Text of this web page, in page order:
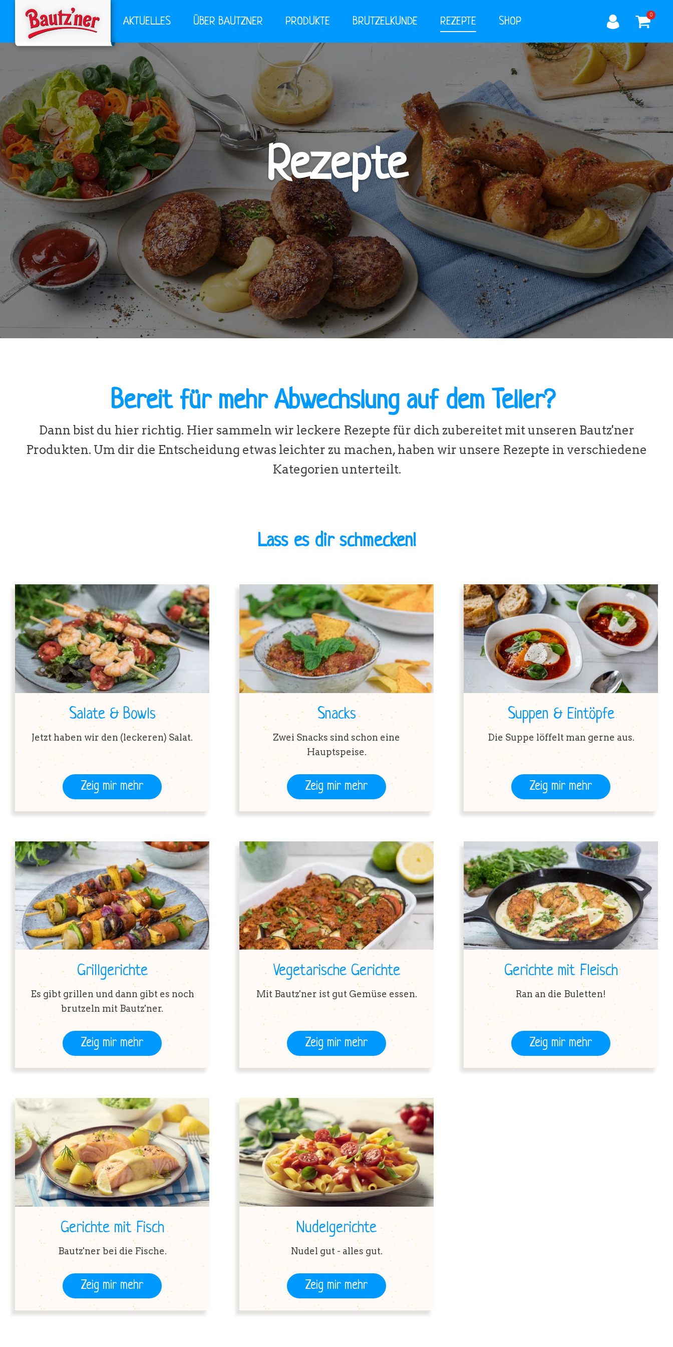
AKTUELLES ÜBER BAUTZNER PRODUKTE BRUTZELKUNDE REZEPTE SHOP
0
Rezepte
Dann bist du hier richtig. Hier sammeln wir leckere Rezepte für dich zubereitet mit unseren Bautz'ner
Produkten. Um dir die Entscheidung etwas leichter zu machen, haben wir unsere Rezepte in verschiedene
Kategorien unterteilt.
Bereit für mehr Abwechslung auf dem Teller?
Lass es dir schmecken!
Salate & Bowls
Jetzt haben wir den (leckeren) Salat.
Zeig mir mehr
Snacks
Zwei Snacks sind schon eine
Hauptspeise.
Zeig mir mehr
Suppen & Eintöpfe
Die Suppe löffelt man gerne aus.
Zeig mir mehr
Grillgerichte
Es gibt grillen und dann gibt es noch
brutzeln mit Bautz'ner.
Zeig mir mehr
Vegetarische Gerichte
Mit Bautz'ner ist gut Gemüse essen.
Zeig mir mehr
Gerichte mit Fleisch
Ran an die Buletten!
Zeig mir mehr
Gerichte mit Fisch
Bautz'ner bei die Fische.
Zeig mir mehr
Nudelgerichte
Nudel gut - alles gut.
Zeig mir mehr